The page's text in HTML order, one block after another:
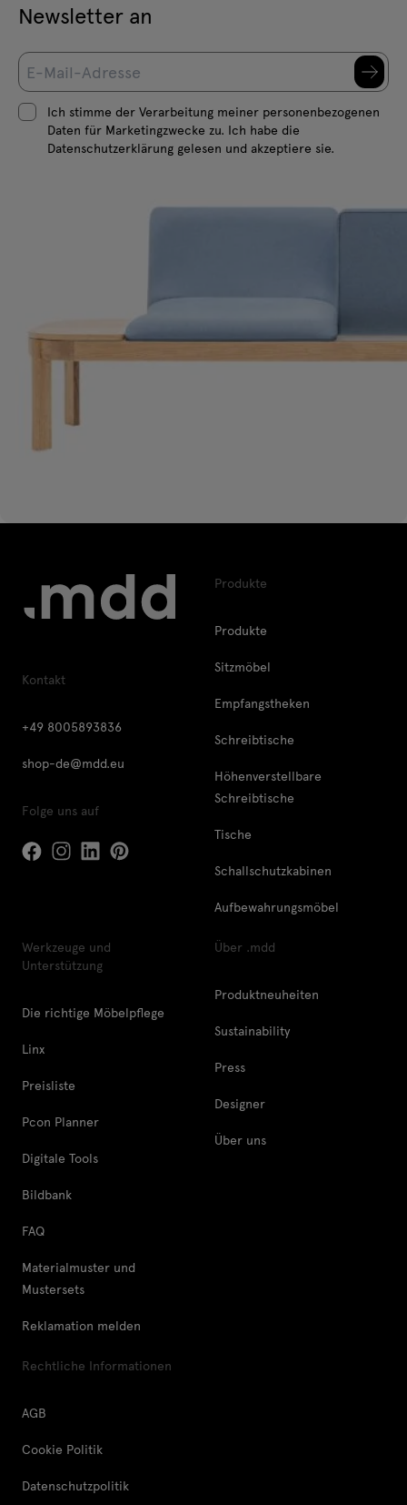
Newsletter an
Ich stimme der Verarbeitung meiner personenbezogenen
Daten für Marketingzwecke zu. Ich habe die
Datenschutzerklärung gelesen und akzeptiere sie.
Kontakt
+49 8005893836
shop-de@mdd.eu
Folge uns auf
Produkte
Produkte
Sitzmöbel
Empfangstheken
Schreibtische
Höhenverstellbare
Schreibtische
Tische
Schallschutzkabinen
Aufbewahrungsmöbel
Werkzeuge und
Unterstützung
Die richtige Möbelpflege
Linx
Preisliste
Pcon Planner
Digitale Tools
Bildbank
FAQ
Materialmuster und
Mustersets
Reklamation melden
Über .mdd
Produktneuheiten
Sustainability
Press
Designer
Über uns
Rechtliche Informationen
AGB
Cookie Politik
Datenschutzpolitik